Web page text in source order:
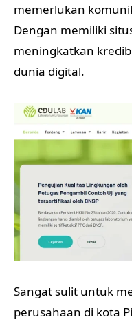
memerlukan
Dengan memiliki
meningkatkan
dunia digital.
Sangat sulit untuk
perusahaan di kota